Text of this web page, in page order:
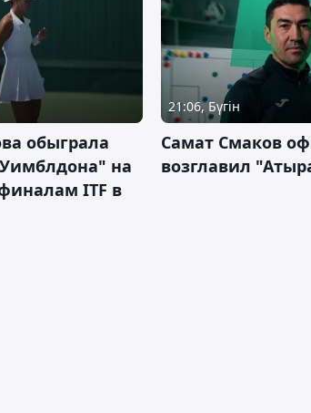
обыграла
на
ITF в
21:06, Бүгін
Самат Смаков
возглавил